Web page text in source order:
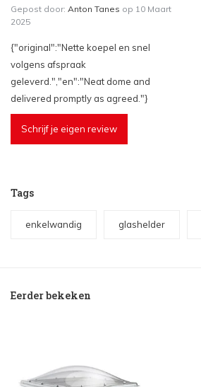
Gepost door: Anton Tanes op 10 Maart
2025
{"original":"Nette koepel en snel
volgens afspraak
geleverd.","en":"Neat dome and
delivered promptly as agreed."}
Schrijf je eigen review
Tags
enkelwandig glashelder
Eerder bekeken